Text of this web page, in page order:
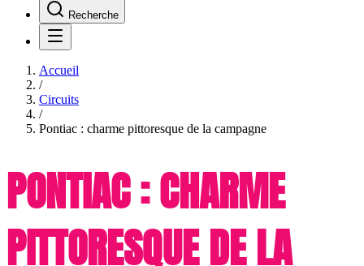
Recherche
Accueil
/
Circuits
/
Pontiac : charme pittoresque de la campagne
PONTIAC : CHARME
PITTORESQUE DE LA